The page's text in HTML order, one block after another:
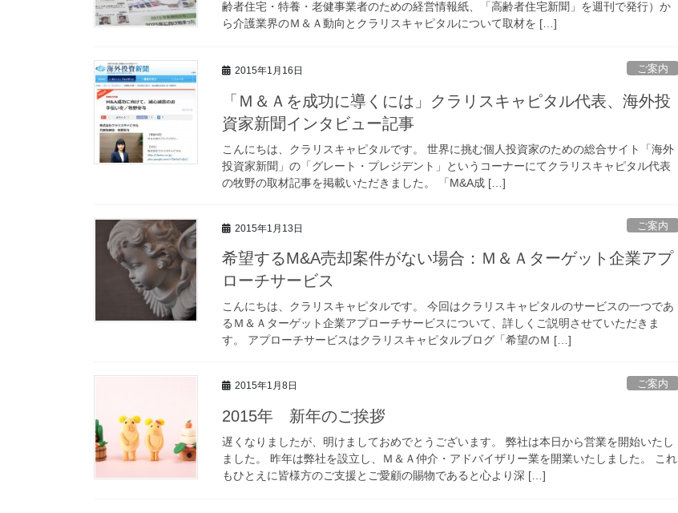
齢者住宅・特養・老健事業者のための経営情報紙、「高齢者住宅新聞」を週刊で発行）か
ら介護業界のＭ＆Ａ動向とクラリスキャピタルについて取材を […]
2015年1月16日 ご案内
「Ｍ＆Ａを成功に導くには」クラリスキャピタル代表、海外投
資家新聞インタビュー記事
こんにちは、クラリスキャピタルです。 世界に挑む個人投資家のための総合サイト「海外
投資家新聞」の「グレート・プレジデント」というコーナーにてクラリスキャピタル代表
の牧野の取材記事を掲載いただきました。 「M&A成 […]
2015年1月13日 ご案内
希望するM&A売却案件がない場合：Ｍ＆Ａターゲット企業アプ
ローチサービス
こんにちは、クラリスキャピタルです。 今回はクラリスキャピタルのサービスの一つであ
るＭ＆Ａターゲット企業アプローチサービスについて、詳しくご説明させていただきま
す。 アプローチサービスはクラリスキャピタルブログ「希望のＭ […]
2015年1月8日 ご案内
2015年 新年のご挨拶
遅くなりましたが、明けましておめでとうございます。 弊社は本日から営業を開始いたし
ました。 昨年は弊社を設立し、Ｍ＆Ａ仲介・アドバイザリー業を開業いたしました。 これ
もひとえに皆様方のご支援とご愛顧の賜物であると心より深 […]